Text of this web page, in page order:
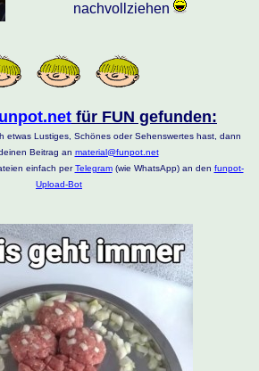
nachvollziehen
für FUN gefunden:
etwas Lustiges, Schönes oder Sehenswertes hast, dann
Beitrag an material@funpot.net
einfach perTelegram(wie WhatsApp) an den funpot-
Upload-Bot